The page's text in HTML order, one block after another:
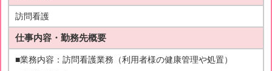
訪問看護
仕事内容・勤務先概要
■業務内容：訪問看護業務（利用者様の健康管理や処置）